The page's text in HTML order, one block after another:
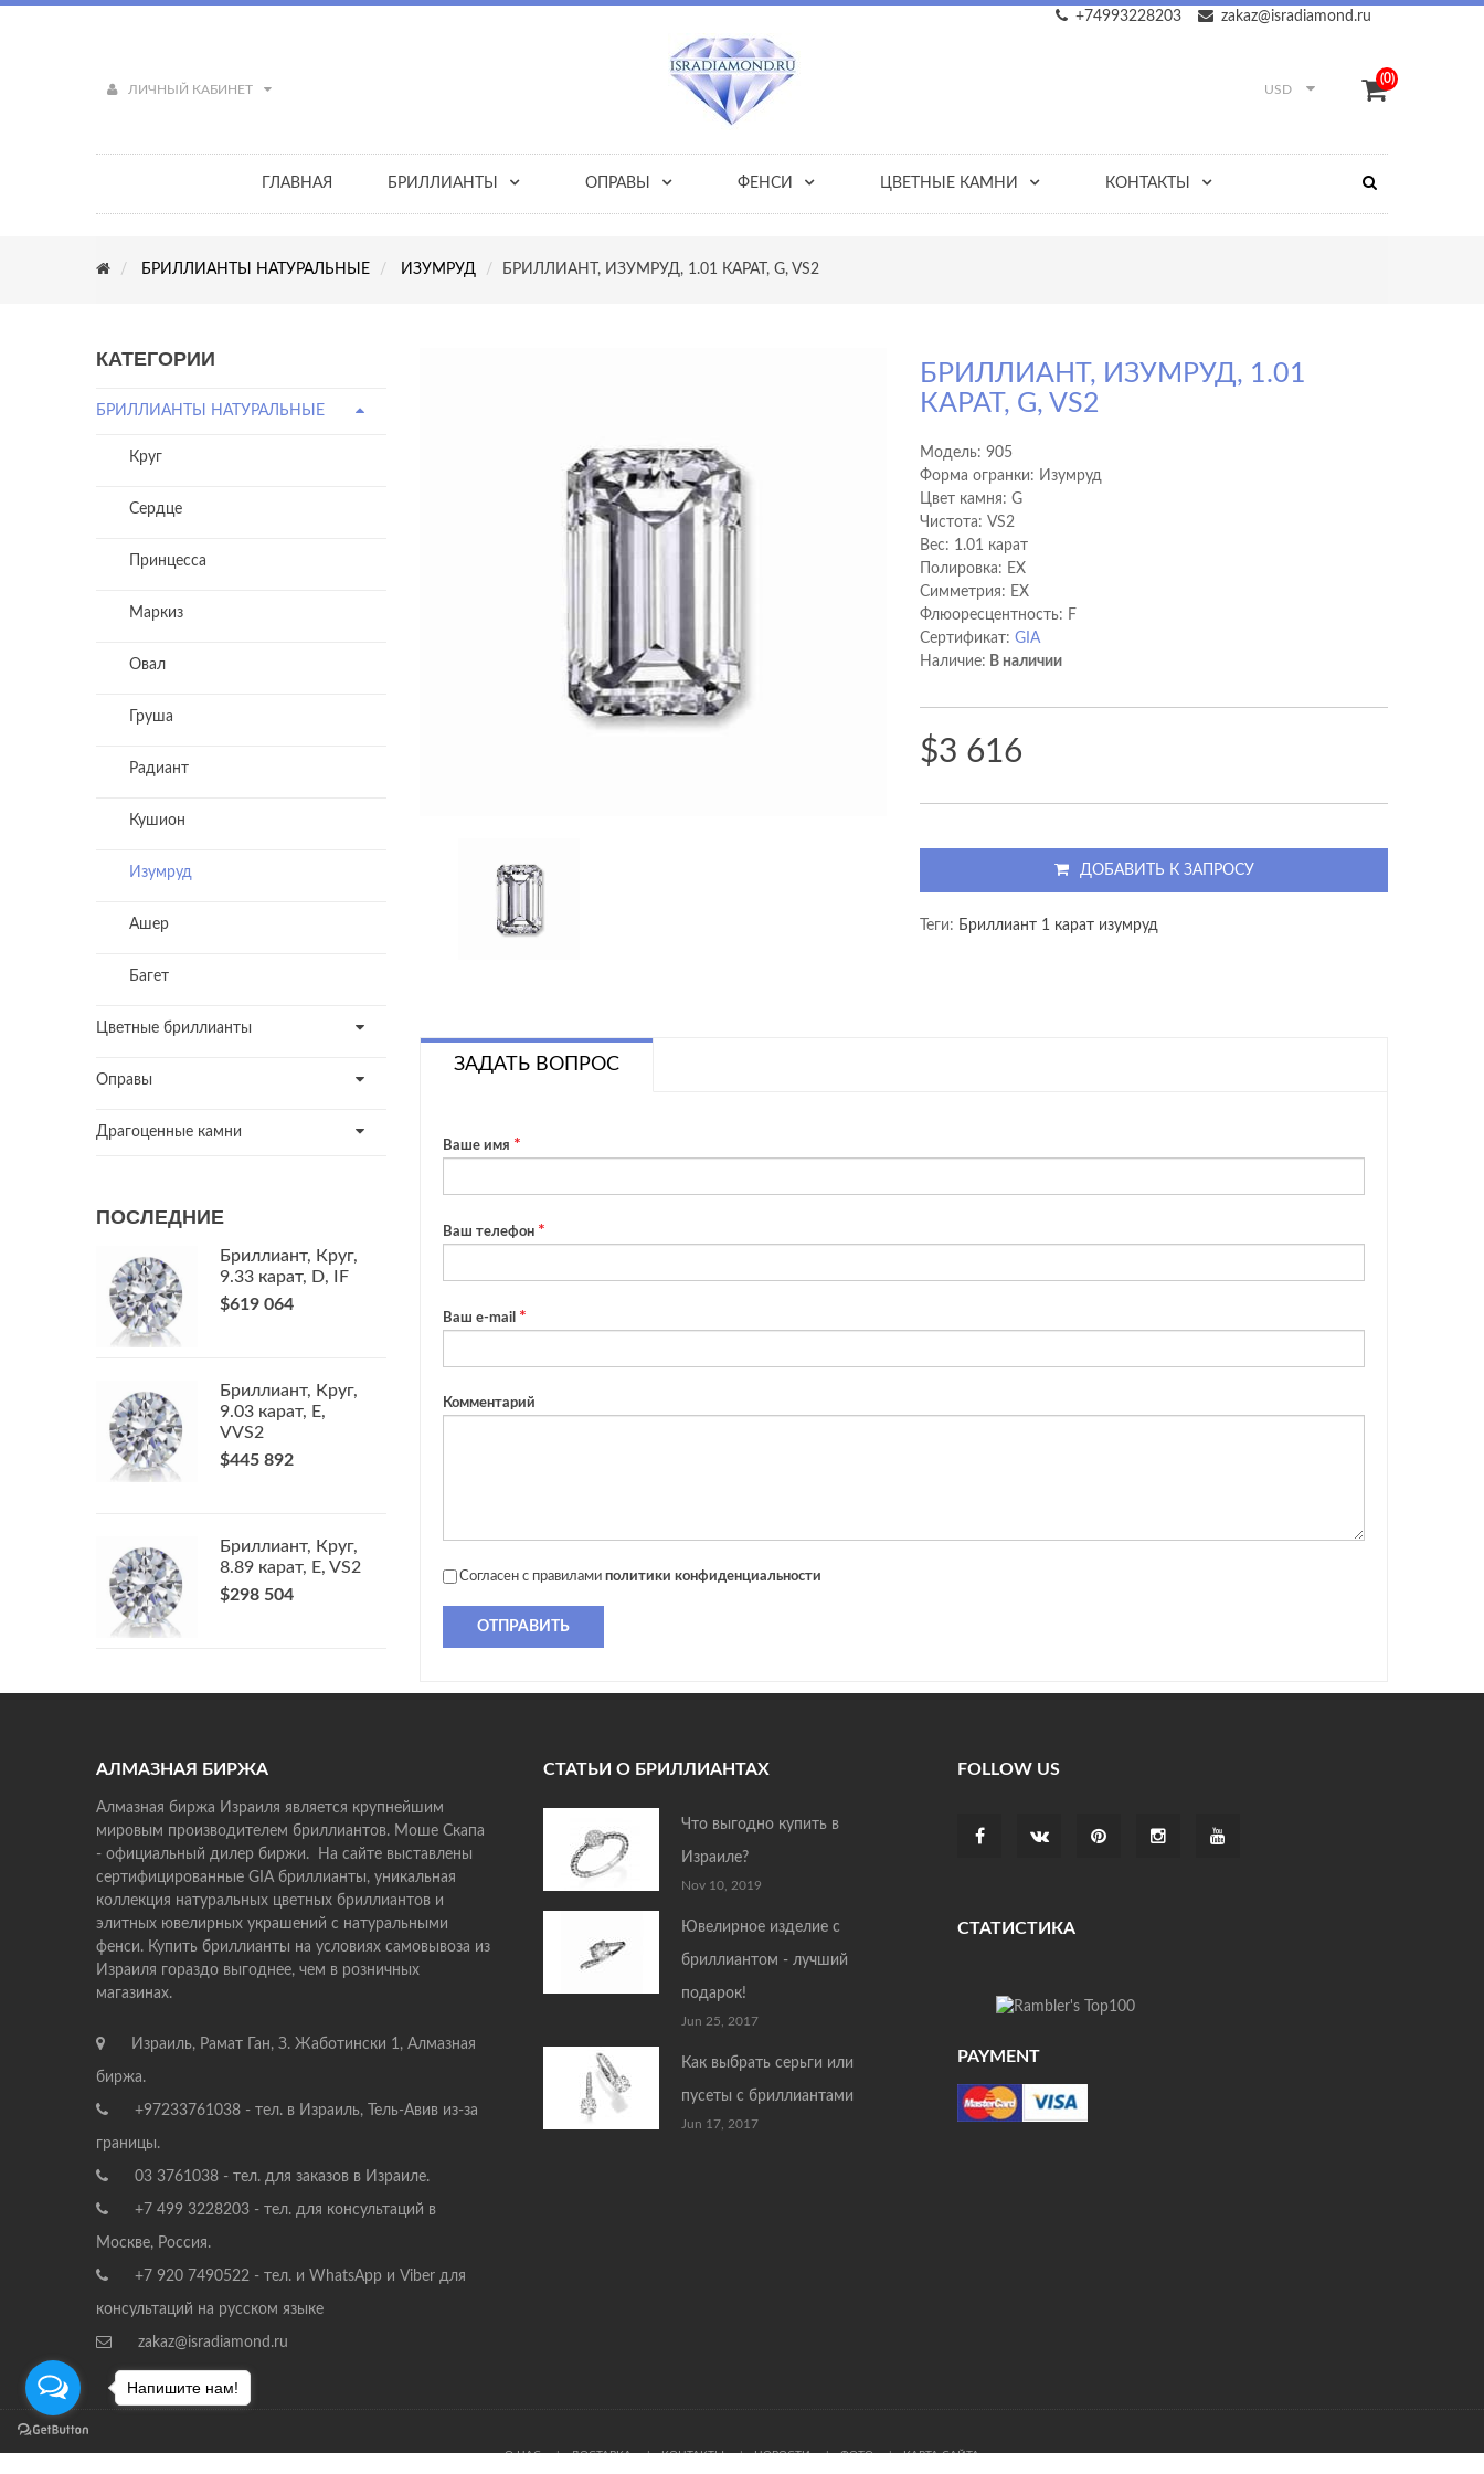
zakaz@isradiamond.ru
+74993228203
ЛИЧНЫЙ КАБИНЕТ USD
(0)
ГЛАВНАЯ БРИЛЛИАНТЫ ОПРАВЫ ФЕНСИ ЦВЕТНЫЕ КАМНИ КОНТАКТЫ
БРИЛЛИАНТЫ НАТУРАЛЬНЫЕ ИЗУМРУД БРИЛЛИАНТ, ИЗУМРУД, 1.01 КАРАТ, G, VS2
КАТЕГОРИИ
БРИЛЛИАНТЫ НАТУРАЛЬНЫЕ
Круг
Сердце
Принцесса
Маркиз
Овал
Груша
Радиант
Кушион
Изумруд
Ашер
Багет
Цветные бриллианты
Оправы
Драгоценные камни
ПОСЛЕДНИЕ
Бриллиант, Круг,
9.33 карат, D, IF
$619 064
Бриллиант, Круг,
9.03 карат, E,
VVS2
$445 892
Бриллиант, Круг,
8.89 карат, E, VS2
$298 504
БРИЛЛИАНТ, ИЗУМРУД, 1.01
КАРАТ, G, VS2
Модель:905
Форма огранки: Изумруд
Цвет камня: G
Чистота: VS2
Вес: 1.01 карат
Полировка: EX
Cимметрия: EX
Флюоресцентность: F
Сертификат:GIA
Наличие: В наличии
$3 616
ДОБАВИТЬ К ЗАПРОСУ
Теги: Бриллиант 1 карат изумруд
ЗАДАТЬ ВОПРОС
Ваше имя
Ваш телефон
Ваш e-mail
Комментарий
Согласен с правилами политики конфиденциальности
ОТПРАВИТЬ
АЛМАЗНАЯ БИРЖА
Алмазная биржа Израиля является крупнейшим
мировым производителем бриллиантов. Моше Скапа
- официальный дилер биржи. На сайте выставлены
сертифицированные GIA бриллианты, уникальная
коллекция натуральных цветных бриллиантов и
элитных ювелирных украшений с натуральными
фенси. Купить бриллианты на условиях самовывоза из
Израиля гораздо выгоднее, чем в розничных
магазинах.
Израиль, Рамат Ган, З. Жаботински 1, Алмазная
биржа.
+97233761038 - тел. в Израиль, Тель-Авив из-за
границы.
03 3761038 - тел. для заказов в Израиле.
+7 499 3228203 - тел. для консультаций в
Москве, Россия.
+7 920 7490522 - тел. и WhatsApp и Viber для
консультаций на русском языке
zakaz@isradiamond.ru
СТАТЬИ О БРИЛЛИАНТАХ
Что выгодно купить в
Израиле?
Nov 10, 2019
Ювелирное изделие с
бриллиантом - лучший
подарок!
Jun 25, 2017
Как выбрать серьги или
пусеты с бриллиантами
Jun 17, 2017
FOLLOW US
СТАТИСТИКА
PAYMENT
О НАС ДОСТАВКА КОНТАКТЫ НОВОСТИ ФОТО КАРТА САЙТА
Напишите нам!